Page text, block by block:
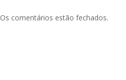
Os comentários estão fechados.